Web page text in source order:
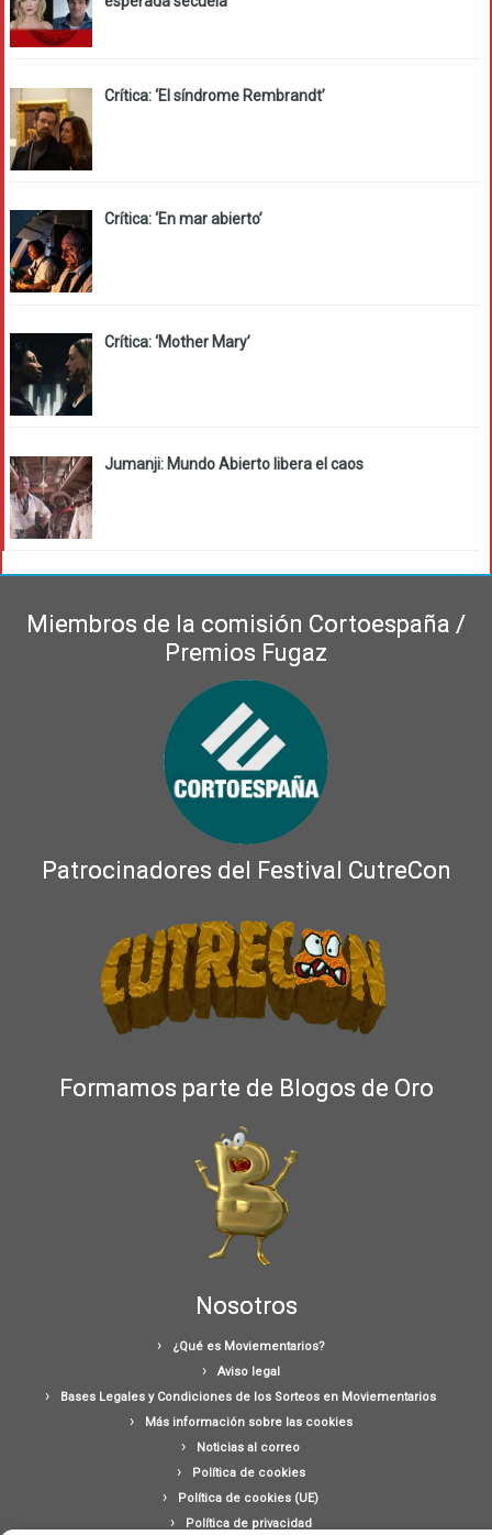
Crítica: ‘El síndrome Rembrandt’
Crítica: ‘En mar abierto’
Crítica: ‘Mother Mary’
Jumanji: Mundo Abierto libera el caos
Miembros de la comisión Cortoespaña /
Premios Fugaz
Patrocinadores del Festival CutreCon
Formamos parte de Blogos de Oro
Nosotros
¿Qué es Moviementarios?
Aviso legal
Bases Legales y Condiciones de los Sorteos en Moviementarios
Más información sobre las cookies
Noticias al correo
Política de cookies
Política de cookies (UE)
Política de privacidad